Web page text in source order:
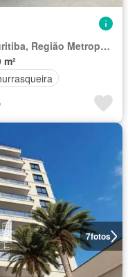
Região Geográfica Imediata de Curitiba, Região Metropolitana de Curitiba
m²
7fotos